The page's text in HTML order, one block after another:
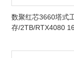
数聚红芯3660塔式
存/2TB/RTX4080